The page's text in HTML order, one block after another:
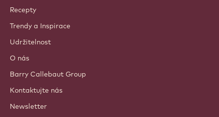
Callebaut
Recepty
Trendy a Inspirace
Udržitelnost
O nás
Barry Callebaut Group
Kontaktujte nás
Newsletter